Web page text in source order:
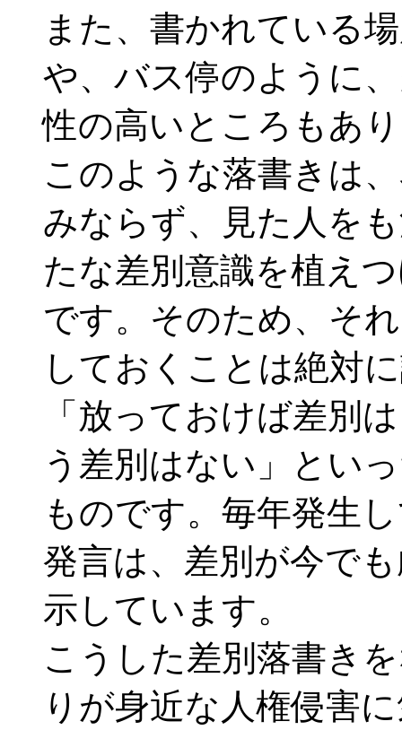
また、書かれている
や、バス停のように
性の高いところもあ
このような落書きは
みならず、見た人を
たな差別意識を植え
です。そのため、そ
しておくことは絶対
「放っておけば差別
う差別はない」とい
ものです。毎年発生
発言は、差別が今で
示しています。
こうした差別落書き
りが身近な人権侵害